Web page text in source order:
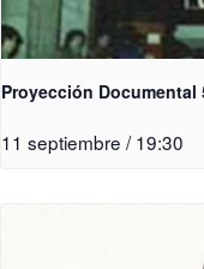
Proyección Documental
11 septiembre / 19:30